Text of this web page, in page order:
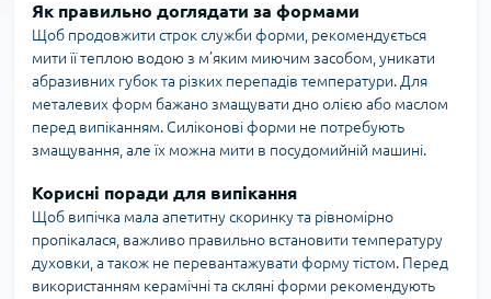
Як правильно доглядати за формами
Щоб продовжити строк служби форми, рекомендується
мити її теплою водою з м’яким миючим засобом, уникати
абразивних губок та різких перепадів температури. Для
металевих форм бажано змащувати дно олією або маслом
перед випіканням. Силіконові форми не потребують
змащування, але їх можна мити в посудомийній машині.
Корисні поради для випікання
Щоб випічка мала апетитну скоринку та рівномірно
пропікалася, важливо правильно встановити температуру
духовки, а також не перевантажувати форму тістом. Перед
використанням керамічні та скляні форми рекомендують